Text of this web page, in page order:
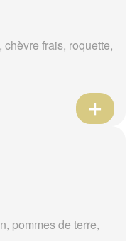
frais, roquette,
pommes de terre,